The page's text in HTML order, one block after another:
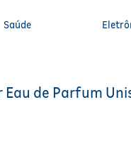
Saúde
de Parfum